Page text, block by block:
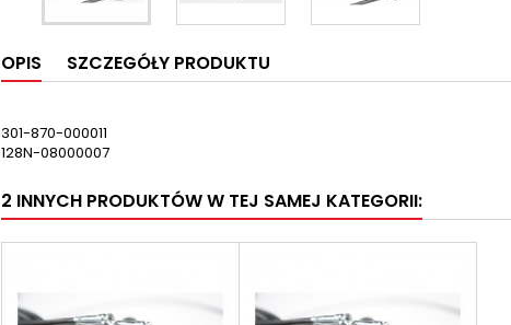
OPIS SZCZEGÓŁY PRODUKTU
301-870-000011
128N-08000007
2 INNYCH PRODUKTÓW W TEJ SAMEJ KATEGORII: